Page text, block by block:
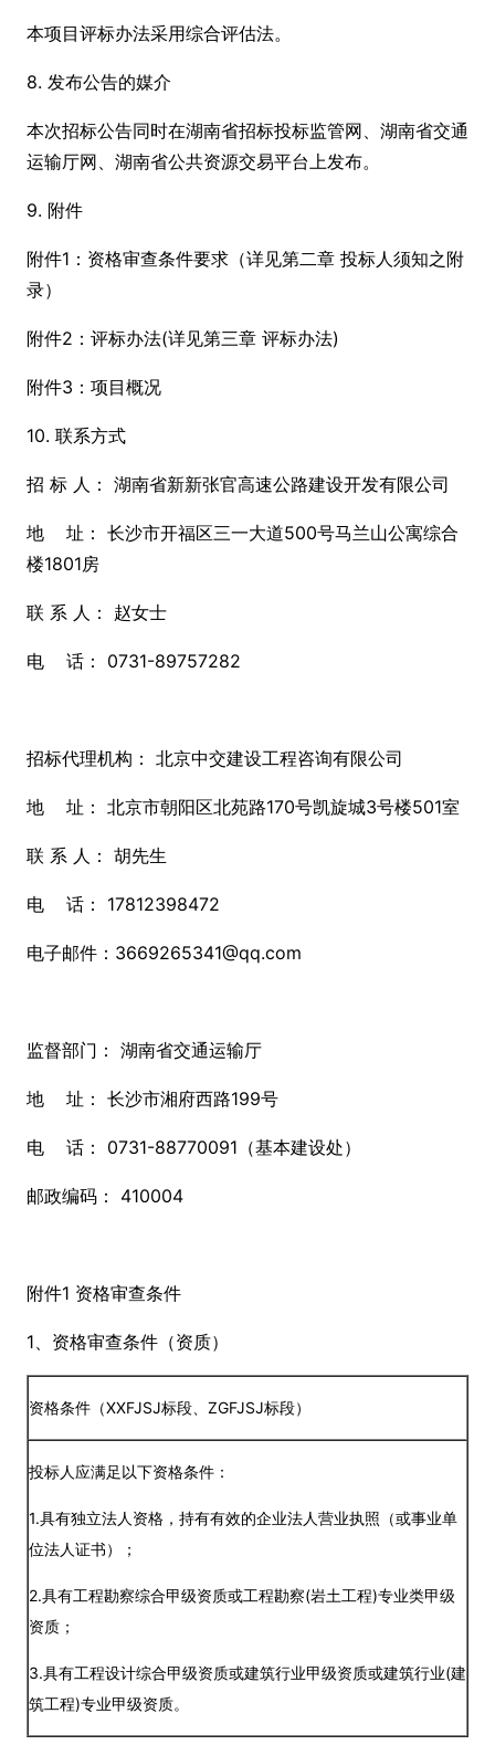
本项目评标办法采用综合评估法。
8. 发布公告的媒介
本次招标公告同时在湖南省招标投标监管网、湖南省交通
运输厅网、湖南省公共资源交易平台上发布。
9. 附件
附件1：资格审查条件要求（详见第二章 投标人须知之附
录）
附件2：评标办法(详见第三章 评标办法)
附件3：项目概况
10. 联系方式
招 标 人： 湖南省新新张官高速公路建设开发有限公司
地 址： 长沙市开福区三一大道500号马兰山公寓综合
楼1801房
联 系 人： 赵女士
电 话： 0731-89757282
招标代理机构： 北京中交建设工程咨询有限公司
地 址： 北京市朝阳区北苑路170号凯旋城3号楼501室
联 系 人： 胡先生
电 话： 17812398472
电子邮件：3669265341@qq.com
监督部门： 湖南省交通运输厅
地 址： 长沙市湘府西路199号
电 话： 0731-88770091（基本建设处）
邮政编码： 410004
附件1 资格审查条件
1、资格审查条件（资质）
资格条件（XXFJSJ标段、ZGFJSJ标段）
投标人应满足以下资格条件：
1.具有独立法人资格，持有有效的企业法人营业执照（或事业单
位法人证书）；
2.具有工程勘察综合甲级资质或工程勘察(岩土工程)专业类甲级
资质；
3.具有工程设计综合甲级资质或建筑行业甲级资质或建筑行业(建
筑工程)专业甲级资质。